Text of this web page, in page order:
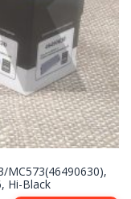
MC573(46490630),
Hi-Black